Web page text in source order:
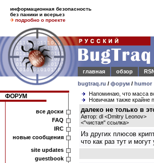
информационная безопасность
без паники и всерьез
подробно о проекте
главная
обзор
bugtraq.ru / форум / humor
ФОРУМ
все доски
FAQ
IRC
новые сообщения
site updates
guestbook
Напоминаю, что масса
Новичкам также крайне
далеко не только в
Автор: dl <Dmitry Leonov>
<"чистая" ссылка>
Из других плюсов
что как раз тут и могут